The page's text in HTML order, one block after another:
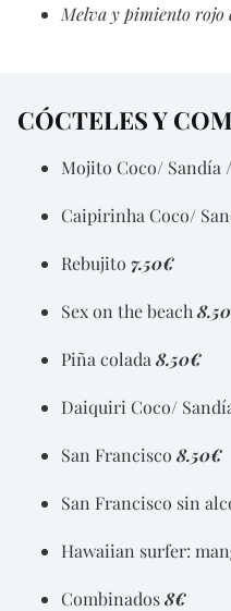
Melva y pimiento rojo
CÓCTELES Y
Mojito Coco/ Sandía
Caipirinha Coco/
Rebujito 7.50€
Sex on the beach
Piña colada 8.50€
Daiquiri Coco/
San Francisco 8.50€
San Francisco sin
Hawaiian surfer:
Combinados8€